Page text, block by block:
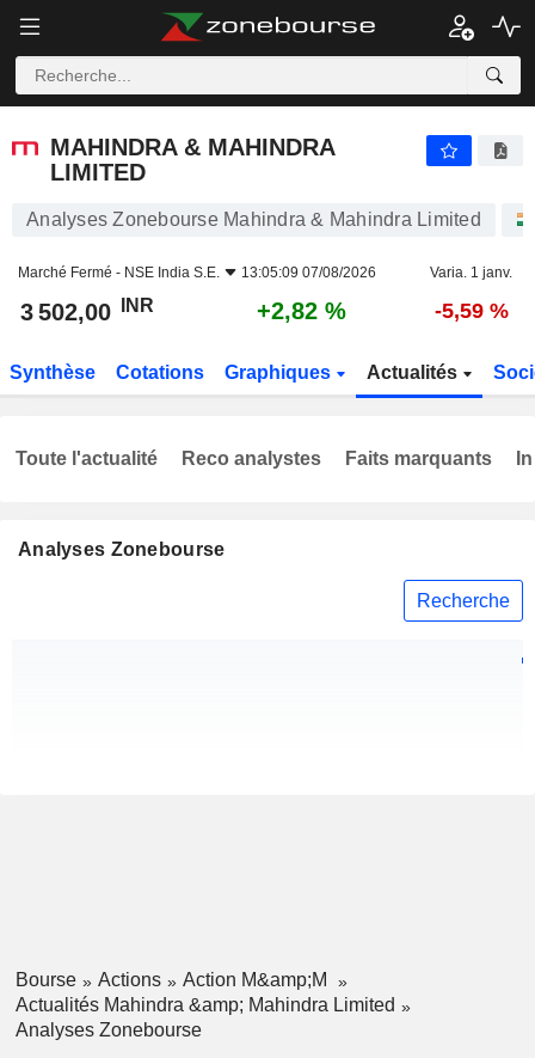
MAHINDRA & MAHINDRA
LIMITED
Analyses Zonebourse Mahindra & Mahindra Limited
Marché Fermé - NSE India S.E. 13:05:09 07/08/2026 Varia. 1 janv.
3 502,00 INR +2,82 % -5,59 %
Synthèse Cotations Graphiques Actualités
Analyses Zonebourse
Recherche
Toute l'actualité Reco analystes Faits marquants
Bourse Actions
Action M&amp;M
Actualités Mahindra &amp; Mahindra Limited
Analyses Zonebourse